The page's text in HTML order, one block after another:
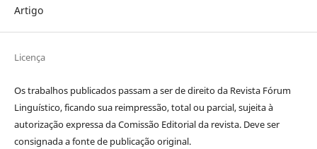
Artigo
Licença
Os trabalhos publicados passam a ser de direito da Revista Fórum
Linguístico, ficando sua reimpressão, total ou parcial, sujeita à
autorização expressa da Comissão Editorial da revista. Deve ser
consignada a fonte de publicação original.